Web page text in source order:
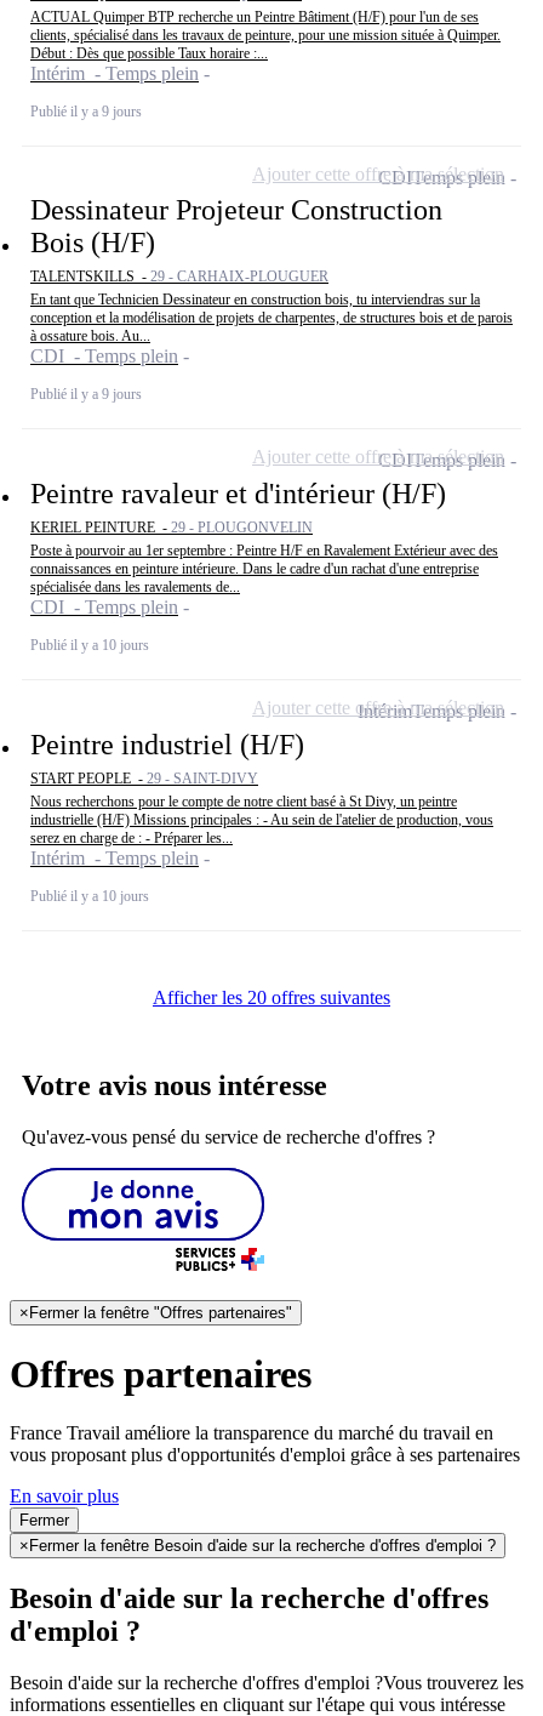
ACTUAL Quimper BTP recherche un Peintre Bâtiment (H/F) pour l'un de ses
clients, spécialisé dans les travaux de peinture, pour une mission située à Quimper.
Début : Dès que possible Taux horaire :...
Intérim - Temps plein
Publié il y a 9 jours
Dessinateur Projeteur Construction
Bois (H/F)
TALENTSKILLS - 29 - CARHAIX-PLOUGUER
En tant que Technicien Dessinateur en construction bois, tu interviendras sur la
conception et la modélisation de projets de charpentes, de structures bois et de parois
à ossature bois. Au...
CDI - Temps plein
Publié il y a 9 jours
CDITemps plein
Ajouter cette offre à ma sélection
Peintre ravaleur et d'intérieur (H/F)
KERIEL PEINTURE - 29 - PLOUGONVELIN
Poste à pourvoir au 1er septembre : Peintre H/F en Ravalement Extérieur avec des
connaissances en peinture intérieure. Dans le cadre d'un rachat d'une entreprise
spécialisée dans les ravalements de...
CDI - Temps plein
Publié il y a 10 jours
CDITemps plein
Ajouter cette offre à ma sélection
Peintre industriel (H/F)
START PEOPLE - 29 - SAINT-DIVY
Nous recherchons pour le compte de notre client basé à St Divy, un peintre
industrielle (H/F) Missions principales : - Au sein de l'atelier de production, vous
serez en charge de : - Préparer les...
Intérim - Temps plein
Publié il y a 10 jours
IntérimTemps plein
Ajouter cette offre à ma sélection
Afficher les 20 offres suivantes
Votre avis nous intéresse
Qu'avez-vous pensé du service de recherche d'offres ?
× Fermer la fenêtre "Offres partenaires"
Offres partenaires
France Travail améliore la transparence du marché du travail en
vous proposant plus d'opportunités d'emploi grâce à ses partenaires
En savoir plus
Fermer
× Fermer la fenêtre Besoin d'aide sur la recherche d'offres d'emploi ?
Besoin d'aide sur la recherche d'offres
d'emploi ?
Besoin d'aide sur la recherche d'offres d'emploi ?Vous trouverez les
informations essentielles en cliquant sur l'étape qui vous intéresse